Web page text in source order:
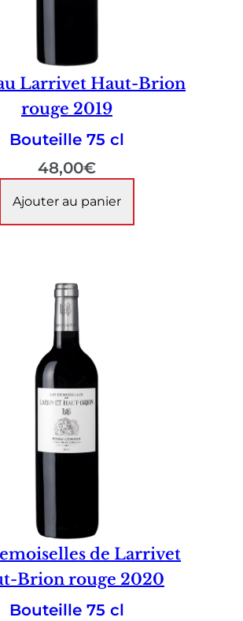
Larrivet Haut-Brion
rouge 2019
Bouteille 75 cl
48,00€
Ajouter au panier
de Larrivet
Brion rouge 2020
Bouteille 75 cl